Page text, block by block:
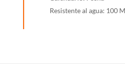
Resistente al agua: 100